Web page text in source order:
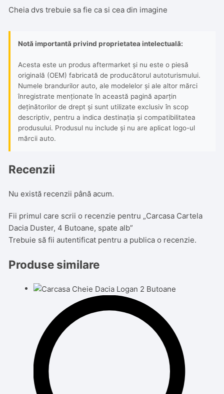
Cheia dvs trebuie sa fie ca si cea din imagine
Notă importantă privind proprietatea intelectuală:
Acesta este un produs aftermarket și nu este o piesă
originală (OEM) fabricată de producătorul autoturismului.
Numele brandurilor auto, ale modelelor și ale altor mărci
înregistrate menționate în această pagină aparțin
deținătorilor de drept și sunt utilizate exclusiv în scop
descriptiv, pentru a indica destinația și compatibilitatea
produsului. Produsul nu include și nu are aplicat logo-ul
mărcii auto.
Recenzii
Nu există recenzii până acum.
Fii primul care scrii o recenzie pentru „Carcasa Cartela
Dacia Duster, 4 Butoane, spate alb”
Trebuie să fiiautentificat pentru a publica o recenzie.
Produse similare